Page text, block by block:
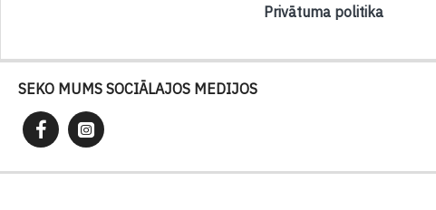
Privātuma politika
SEKO MUMS SOCIĀLAJOS MEDIJOS